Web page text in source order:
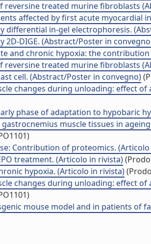
treated murine fibroblasts
affected by first acute myocardial
differential in-gel electrophoresis.
DIGE. (Abstract/Poster in
and chronic hypoxia: the
treated murine fibroblasts
cell. (Abstract/Poster in convegno)
changes during unloading: effect
phase of adaptation to hypobaric
muscle tissues in
Contribution of proteomics.
treatment. (Articolo in rivista)
hypoxia. (Articolo in rivista)
changes during unloading: effect
mouse model and in patients of